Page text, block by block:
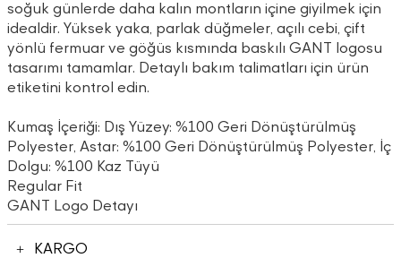
soğuk günlerde daha kalın montların içine giyilmek için
idealdir. Yüksek yaka, parlak düğmeler, açılı cebi, çift
yönlü fermuar ve göğüs kısmında baskılı GANT logosu
tasarımı tamamlar. Detaylı bakım talimatları için ürün
etiketini kontrol edin.
Kumaş İçeriği: Dış Yüzey: %100 Geri Dönüştürülmüş
Polyester, Astar: %100 Geri Dönüştürülmüş Polyester, İç
Dolgu: %100 Kaz Tüyü
Regular Fit
GANT Logo Detayı
KARGO